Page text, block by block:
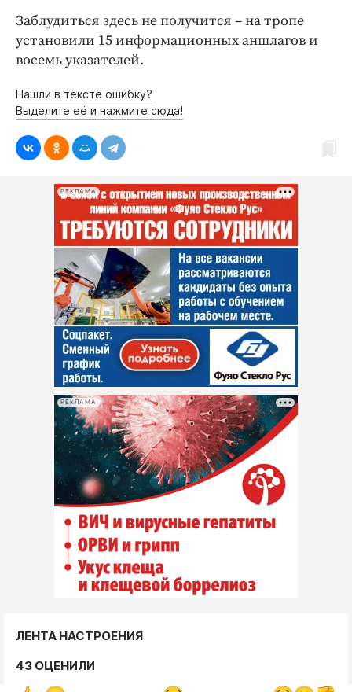
Заблудиться здесь не получится – на тропе
установили 15 информационных аншлагов и
восемь указателей.
Нашли в тексте ошибку?
Выделите её и нажмите сюда!
РЕКЛАМА
РЕКЛАМА
ЛЕНТА НАСТРОЕНИЯ
43 ОЦЕНИЛИ